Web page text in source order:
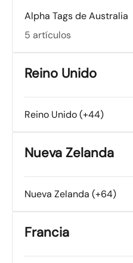
Alpha Tags de Australia
5 artículos
Reino Unido
Reino Unido (+44)
Nueva Zelanda
Nueva Zelanda (+64)
Francia